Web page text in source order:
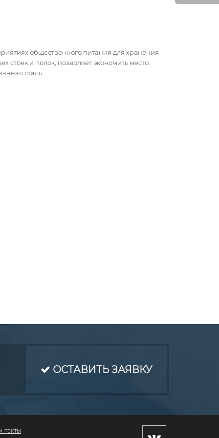
общественного питания для хранения
стоек и полок, позволяет экономить место.
сталь
ОСТАВИТЬ ЗАЯВКУ